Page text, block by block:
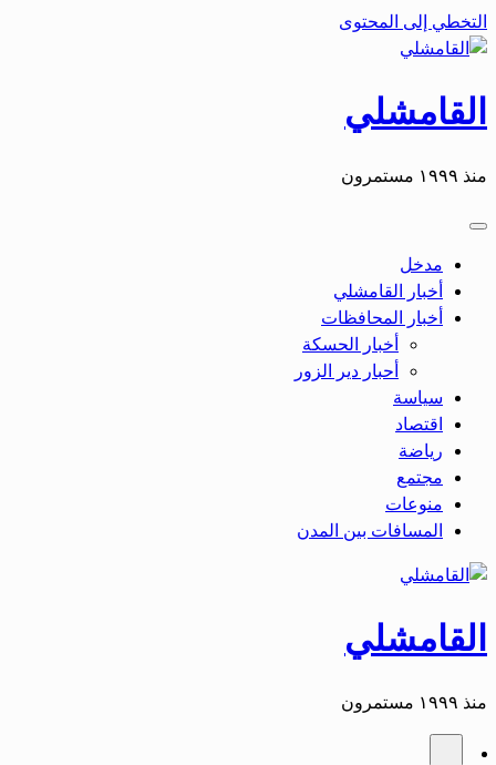
التخطي إلى المحتوى
القامشلي
منذ ١٩٩٩ مستمرون
مدخل
أخبار القامشلي
أخبار المحافظات
أخبار الحسكة
أحبار دير الزور
سياسة
اقتصاد
رياضة
مجتمع
منوعات
المسافات بين المدن
القامشلي
منذ ١٩٩٩ مستمرون